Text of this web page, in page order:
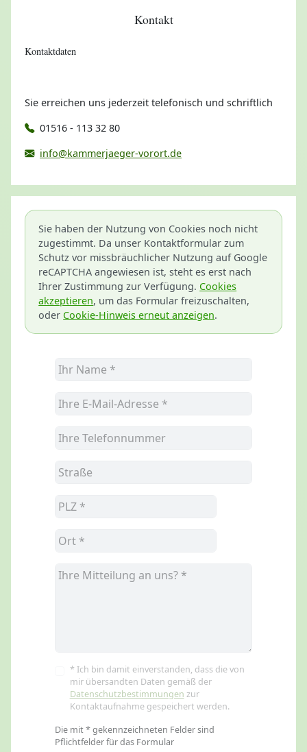
Kontakt
Kontaktdaten
Sie erreichen uns jederzeit telefonisch und schriftlich
01516 - 113 32 80
info@kammerjaeger-vorort.de
Sie haben der Nutzung von Cookies noch nicht
zugestimmt. Da unser Kontaktformular zum
Schutz vor missbräuchlicher Nutzung auf Google
reCAPTCHA angewiesen ist, steht es erst nach
Ihrer Zustimmung zur Verfügung. Cookies
akzeptieren, um das Formular freizuschalten,
oder Cookie-Hinweis erneut anzeigen.
* Ich bin damit einverstanden, dass die von
mir übersandten Daten gemäß der
Datenschutzbestimmungen zur
Kontaktaufnahme gespeichert werden.
Die mit * gekennzeichneten Felder sind
Pflichtfelder für das Formular